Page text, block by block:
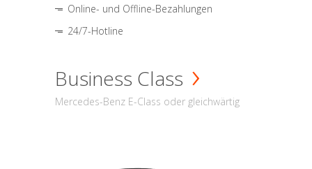
Online- und Offline-Bezahlungen
24/7-Hotline
Business Class
Mercedes-Benz E-Class oder gleichwärtig